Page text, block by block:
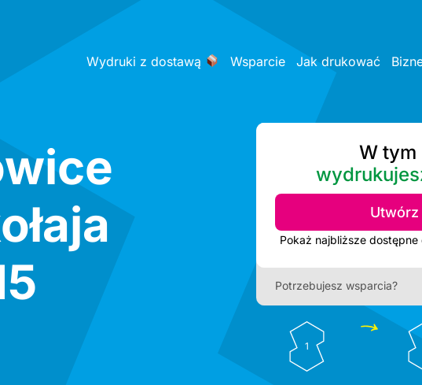
Wydruki z dostawą Wsparcie Jak drukować
W tym
Potrzebujesz wsparcia?
1